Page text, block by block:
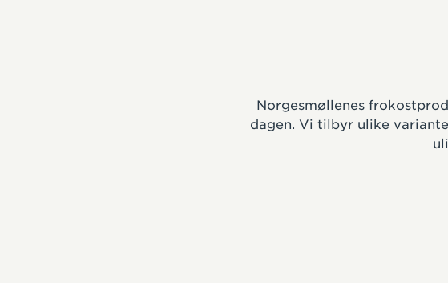
Norgesmøllenes
dagen. Vi tilbyr ulike